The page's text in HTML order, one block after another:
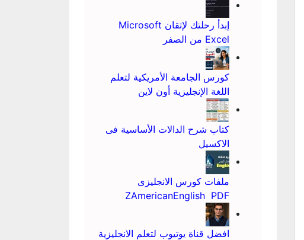
إبدأ رحلتك لإتقان Microsoft
Excel من الصفر
كورس الجامعة الأمريكية لتعلم
اللغة الإنجليزية أون لاين
كتاب شرح الدالات الأساسية فى
الاكسيل
ملفات كورس الانجليزى
ZAmericanEnglish PDF
افضل قناة يوتيوب لتعلم الانجليزية